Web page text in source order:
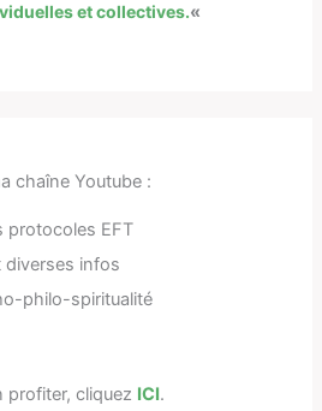
et collectives.«
chaîne Youtube :
protocoles EFT
diverses infos
philo-spiritualité
profiter, cliquez ICI.